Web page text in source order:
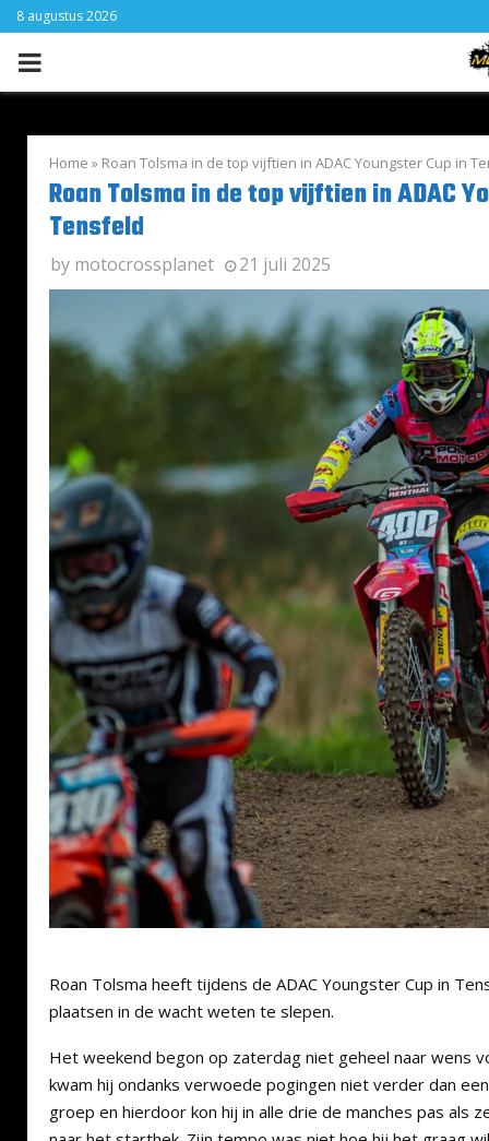
8 augustus 2026
PRIMARY
Home » Roan Tolsma in de top vijftien in ADAC Youngster Cup in
Roan Tolsma in de top vijftien in ADAC
Tensfeld
by motocrossplanet 21 juli 2025
Roan Tolsma heeft tijdens de ADAC Youngster Cup in
plaatsen in de wacht weten te slepen.
Het weekend begon op zaterdag niet geheel naar wens
kwam hij ondanks verwoede pogingen niet verder dan
groep en hierdoor kon hij in alle drie de manches pas als